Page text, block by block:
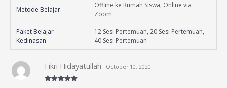
Metode Belajar
Offline ke Rumah Siswa, Online via
Zoom
Paket Belajar
Kedinasan
12 Sesi Pertemuan, 20 Sesi Pertemuan,
40 Sesi Pertemuan
Fikri Hidayatullah October 10, 2020